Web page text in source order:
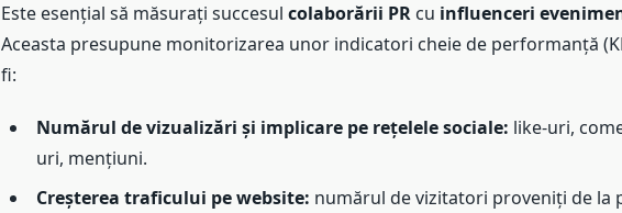
Este esențial să măsurați succesul colaborării PRcu influenceri
Aceasta presupune monitorizarea unor indicatori cheie de performanță
fi:
Numărul de vizualizări și implicare pe rețelele sociale: like-uri,
uri, mențiuni.
Creșterea traficului pe website: numărul de vizitatori proveniți de la